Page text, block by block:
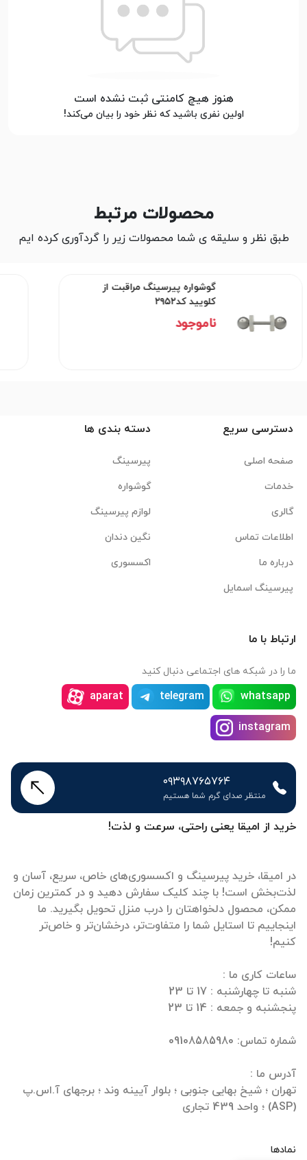
هنوز هیچ کامنتی ثبت نشده است
اولین نفری باشید که نظر خود را بیان می‌کند!
محصولات مرتبط
طبق نظر و سلیقه ی شما محصولات زیر را گردآوری کرده ایم
گوشواره پیرسینگ مراقبت از
کلویید کد۲۹۵۲
ناموجود
خرید از امیقا یعنی راحتی، سرعت و لذت!
در امیقا، خرید پیرسینگ و اکسسوری‌های خاص، سریع، آسان و
لذت‌بخش است! با چند کلیک سفارش دهید و در کمترین زمان
ممکن، محصول دلخواهتان را درب منزل تحویل بگیرید. ما
اینجاییم تا استایل شما را متفاوت‌تر، درخشان‌تر و خاص‌تر
تهران ؛ شیخ بهایی جنوبی ؛ بلوار آیینه وند ؛ برجهای آ.اس.پ
(ASP) ؛ واحد 439 تجاری
نمادها
دسترسی سریع
صفحه اصلی
خدمات
گالری
اطلاعات تماس
درباره ما
پیرسینگ اسمایل
دسته بندی ها
پیرسینگ
گوشواره
لوازم پیرسینگ
نگین دندان
اکسسوری
ارتباط با ما
ما را در شبکه های اجتماعی دنبال کنید
whatsapp
telegram
aparat
instagram
۰۹۳۹۸۷۶۵۷۶۴
منتظر صدای گرم شما هستیم